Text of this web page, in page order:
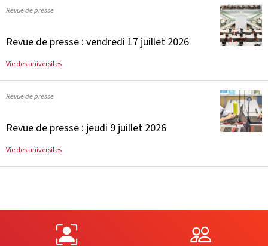
Revue de presse
Revue de presse : vendredi 17 juillet 2026
Vie des universités
Revue de presse
Revue de presse : jeudi 9 juillet 2026
Vie des universités